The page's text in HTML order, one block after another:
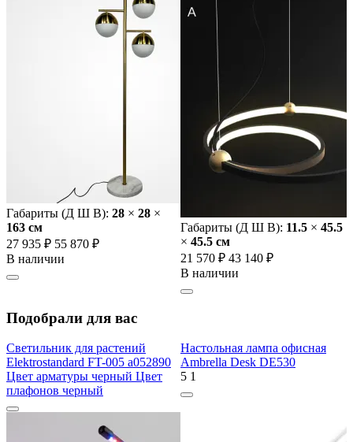
Габариты (Д Ш В): 28 × 28 ×
163 cм
27 935 ₽ 55 870 ₽
В наличии
Габариты (Д Ш В): 11.5 × 45.5
× 45.5 cм
21 570 ₽ 43 140 ₽
В наличии
Подобрали для вас
Светильник для растений
Elektrostandard FT-005 a052890
Цвет арматуры черный Цвет
плафонов черный
Настольная лампа офисная
Ambrella Desk DE530
5 1